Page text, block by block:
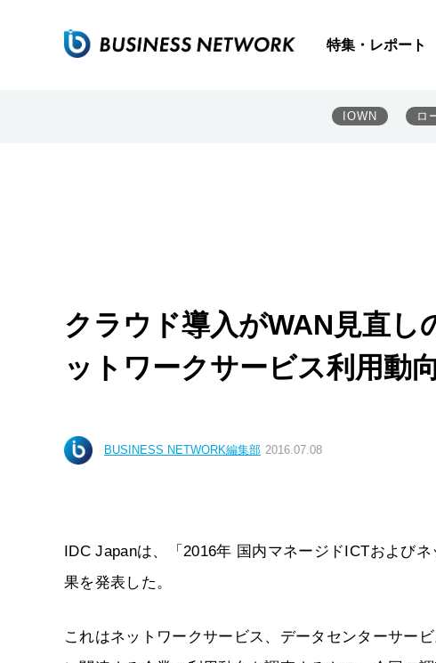
特集・レポート
IOWN ロ
クラウド導入がWAN見直
ットワークサービス利用動
BUSINESS NETWORK編集部 2016.07.08
IDC Japanは、「2016年 国内マネージドICTおよび
果を発表した。
これはネットワークサービス、データセンターサー